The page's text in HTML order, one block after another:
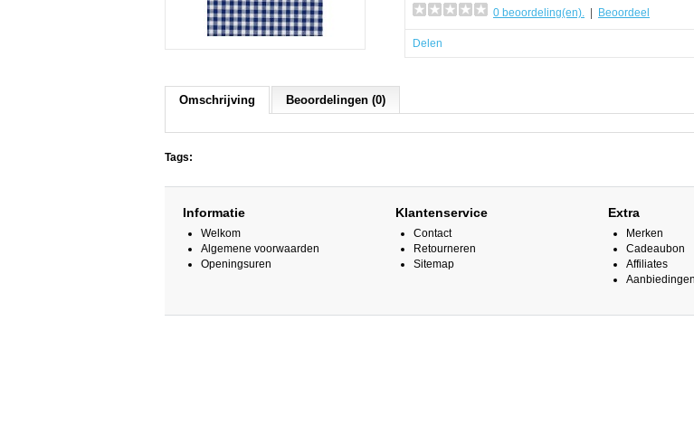
0 beoordeling(en). Beoordeel
Delen
Omschrijving Beoordelingen (0)
Tags:
Informatie
Welkom
Algemene voorwaarden
Openingsuren
Klantenservice
Contact
Retourneren
Sitemap
Extra
Merken
Cadeaubon
Affiliates
Aanbiedingen